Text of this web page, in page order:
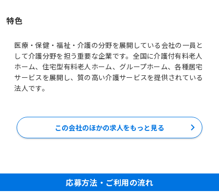
特色
医療・保健・福祉・介護の分野を展開している会社の一員と
して介護分野を担う重要な企業です。全国に介護付有料老人
ホーム、住宅型有料老人ホーム、グループホーム、各種居宅
サービスを展開し、質の高い介護サービスを提供されている
法人です。
この会社のほかの求人をもっと見る
応募方法・ご利用の流れ